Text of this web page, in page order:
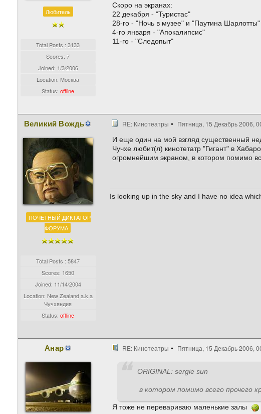
Любитель
Total Posts : 3133
Scores: 7
Joined: 1/3/2006
Location: Москва
Status:offline
Скоро на экранах:
22 декабря - "Туристас"
28-го - "Ночь в музее" и "Паутина Шарлотты"
4-го января - "Апокалипсис"
11-го - "Следопыт"
Великий Вождь
ПОЧЕТНЫЙ ДИКТАТОР
ФОРУМА
Total Posts : 5847
Scores: 1650
Joined: 11/14/2004
Location: New Zealand a.k.a
Чучхяндия
Status:offline
RE: Кинотеатры Пятница, 15 Декабрь 2006,
И еще один на мой взгляд существенный
Чучхе любит(л) кинотетатр "Гигант" в
огромнейшим экраном, в котором помимо
Is looking up in the sky and I have no idea
Анар RE: Кинотеатры Пятница, 15 Декабрь 2006,
ORIGINAL: sergie sun
в котором помимо всего прочего
Я тоже не перевариваю маленькие залы